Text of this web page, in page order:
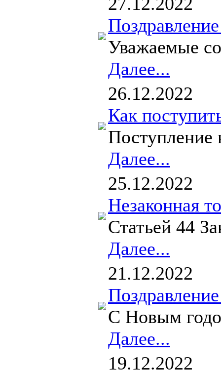
Уважаемые
Далее...
26.12.2022
Как
Поступление
Далее...
25.12.2022
Незаконная
Статьей 44
Далее...
21.12.2022
С Новым
Далее...
19.12.2022